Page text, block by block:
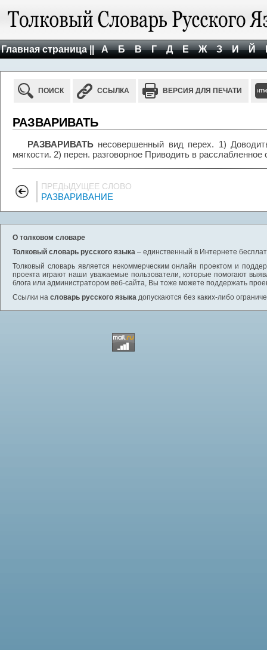
Главная страница || А Б В Г Д Е Ж З И Й
ПОИСК ССЫЛКА ВЕРСИЯ ДЛЯ ПЕЧАТИ
РАЗВАРИВАТЬ
РАЗВАРИВАТЬ несовершенный вид перех. 1)
мягкости. 2) перен. разговорное Приводить в расслабленное
ПРЕДЫДУЩЕЕ СЛОВО
РАЗВАРИВАНИЕ
О толковом словаре
Толковый словарь русского языка – единственный в Интернете
Толковый словарь является некоммерческим онлайн проектом и
проекта играют наши уважаемые пользователи, которые помогают
блога или администратором веб-сайта, Вы тоже можете поддержать
Ссылки на словарь русского языка допускаются без каких-либо